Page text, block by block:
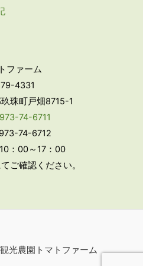
ファーム
4331
珠町戸畑8715-1
74-6711
74-6712
：00～17：00
ご確認ください。
光農園トマトファーム